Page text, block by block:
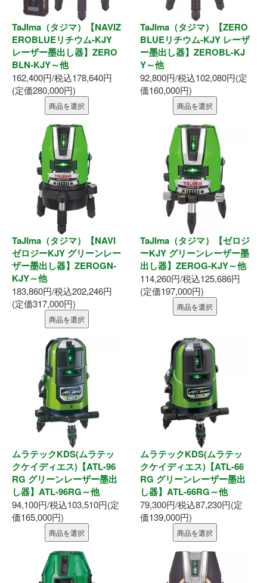
お支払い方法
お問い合わせ
TaJIma（タジマ）【NAVIZ
EROBLUEリチウム-KJY
レーザー墨出し器】ZERO
BLN-KJY～他
162,400円/税込178,640円
(定価280,000円)
商品を選択
TaJIma（タジマ）【ZERO
BLUEリチウム-KJY レーザ
ー墨出し器】ZEROBL-KJ
Y～他
92,800円/税込102,080円(定
価160,000円)
商品を選択
TaJIma（タジマ）【NAVI
ゼロジーKJY グリーンレー
ザー墨出し器】ZEROGN-
KJY～他
183,860円/税込202,246円
(定価317,000円)
商品を選択
TaJIma（タジマ）【ゼロジ
ーKJY グリーンレーザー墨
出し器】ZEROG-KJY～他
114,260円/税込125,686円
(定価197,000円)
商品を選択
ムラテックKDS(ムラテッ
クケイディエス)【ATL-96
RG グリーンレーザー墨出
し器】ATL-96RG～他
94,100円/税込103,510円(定
価165,000円)
商品を選択
ムラテックKDS(ムラテッ
クケイディエス)【ATL-66
RG グリーンレーザー墨出
し器】ATL-66RG～他
79,300円/税込87,230円(定
価139,000円)
商品を選択